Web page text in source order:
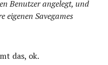
Benutzer angelegt, und
eigenen Savegames
das, ok.